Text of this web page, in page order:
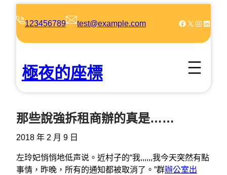
123456789 test@example.com Facebook X Instagram LinkedIn
極夜的座標
那些說強拆租商辦的真是……
2018 年 2 月 9 日
左玲妃悄悄地低声说。近村子的“我,,,,,,我今天突然有點
事情，昨晚，所有的通知都被取消了。”群辦公室出